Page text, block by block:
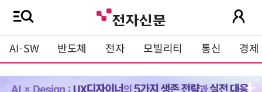
AI·SW 반도체 전자 모빌리티 통신 경제